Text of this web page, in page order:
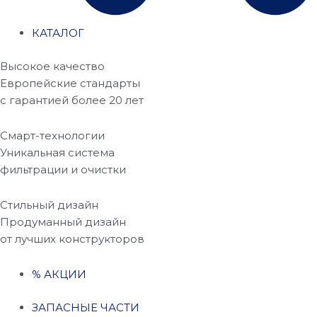
КАТАЛОГ
Высокое качество
Европейские стандарты
с гарантией более 20 лет
Смарт-технологии
Уникальная система
фильтрации и очистки
Стильный дизайн
Продуманный дизайн
от лучших конструкторов
% АКЦИИ
ЗАПАСНЫЕ ЧАСТИ